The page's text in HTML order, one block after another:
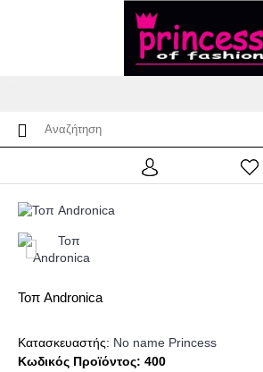
Τοπ Andronica
Κατασκευαστής: No name Princess
Κωδικός Προϊόντος: 400